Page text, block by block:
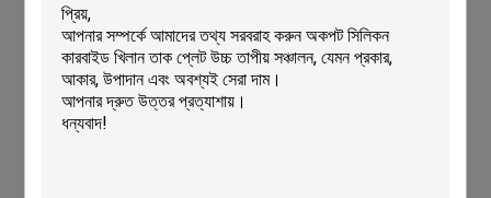
উচ্চ যান্ত্রিক দৃঢ়তাঃ মালাইট অংশ উপাদান উচ্চ যান্ত্রিক শক্তি দেয়,এটি ভারী লোডের
অধীনে ভালভাবে কাজ করে এবং বিভিন্ন শিল্প অ্যাপ্লিকেশনের জন্য উপযুক্ত. ● বিস্তৃত
প্রয়োগঃ কর্ডিয়েরাইট মালাইট বোর্ড কেবল সিরামিক শিল্পের চুলা আসবাবের ক্ষেত্রে নয়,
বৈদ্যুতিন প্যাকেজিং উপকরণ এবং সৌর তাপ বিদ্যুৎ উৎপাদনের উপকরণগুলিতেও ব্যবহৃত
হয়,এর বহুমুখিতা দেখায়.